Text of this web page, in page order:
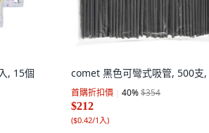
, 15個 comet 黑色可彎式吸管, 500支
首購折扣價 40%$354
$212
($0.42/1入)